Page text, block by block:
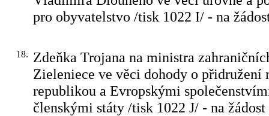
pro obyvatelstvo /tisk 1022 I/ - na
18. Zdeňka Trojana na ministra
Zieleniece ve věci dohody o přidružení
republikou a Evropskými
členskými státy /tisk 1022 J/ - na žádost